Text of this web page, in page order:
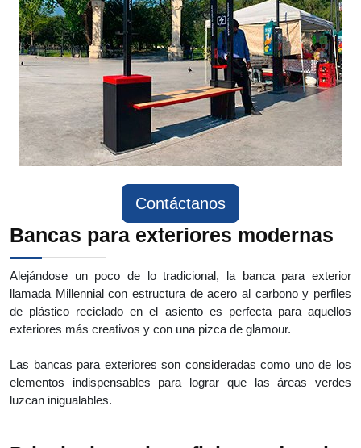
Contáctanos
Bancas para exteriores modernas
Alejándose un poco de lo tradicional, la banca para exterior
llamada Millennial con estructura de acero al carbono y perfiles
de plástico reciclado en el asiento es perfecta para aquellos
exteriores más creativos y con una pizca de glamour.
Las bancas para exteriores son consideradas como uno de los
elementos indispensables para lograr que las áreas verdes
luzcan inigualables.